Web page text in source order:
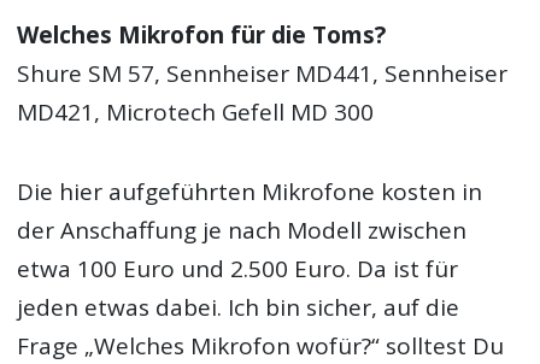
Welches Mikrofon für die Toms?
Shure SM 57, Sennheiser MD441, Sennheiser
MD421, Microtech Gefell MD 300
Die hier aufgeführten Mikrofone kosten in
der Anschaffung je nach Modell zwischen
etwa 100 Euro und 2.500 Euro. Da ist für
jeden etwas dabei. Ich bin sicher, auf die
Frage „Welches Mikrofon wofür?“ solltest Du